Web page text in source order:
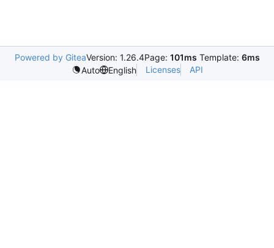
Powered by GiteaVersion: 1.26.4Page: 101ms Template: 6ms
Auto
English Licenses API